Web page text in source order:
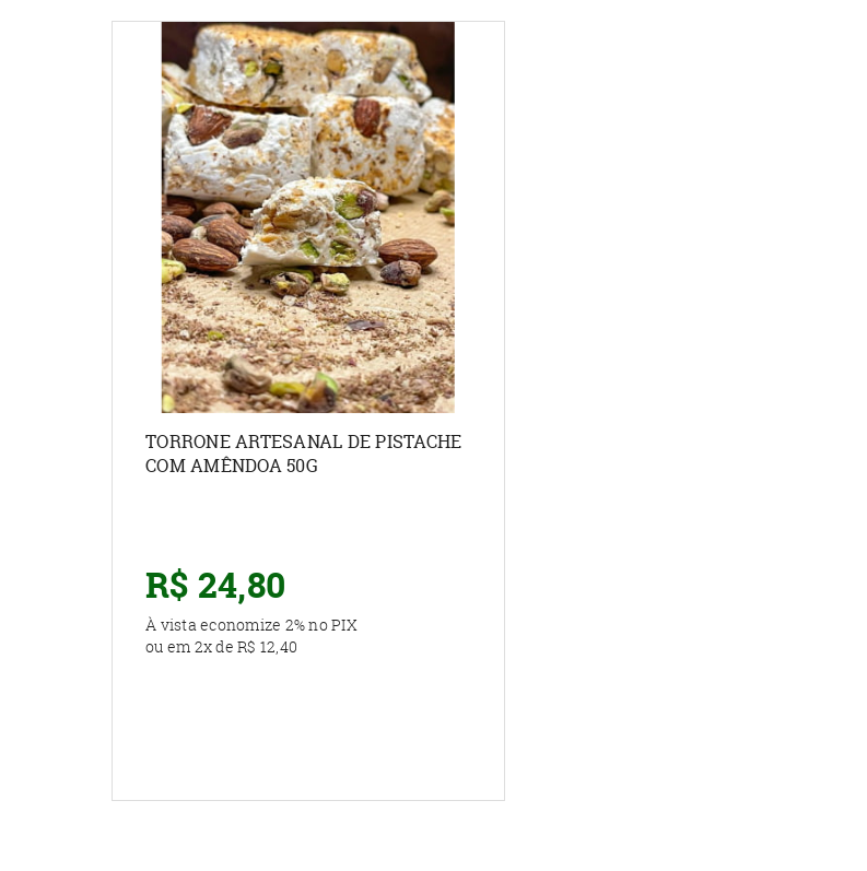
TORRONE ARTESANAL DE PISTACHE
COM AMÊNDOA 50G
R$ 24,80
À vista economize 2%no PIX
ou em 2xde R$ 12,40